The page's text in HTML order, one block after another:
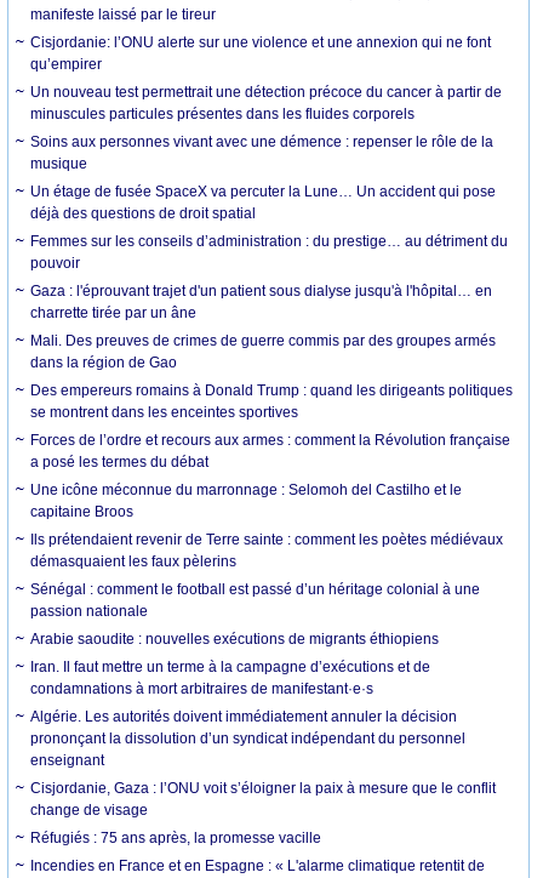
manifeste laissé par le tireur
Cisjordanie: l’ONU alerte sur une violence et une annexion qui ne font
qu’empirer
Un nouveau test permettrait une détection précoce du cancer à partir de
minuscules particules présentes dans les fluides corporels
Soins aux personnes vivant avec une démence : repenser le rôle de la
musique
Un étage de fusée SpaceX va percuter la Lune… Un accident qui pose
déjà des questions de droit spatial
Femmes sur les conseils d’administration : du prestige… au détriment du
pouvoir
Gaza : l'éprouvant trajet d'un patient sous dialyse jusqu'à l'hôpital… en
charrette tirée par un âne
Mali. Des preuves de crimes de guerre commis par des groupes armés
dans la région de Gao
Des empereurs romains à Donald Trump : quand les dirigeants politiques
se montrent dans les enceintes sportives
Forces de l’ordre et recours aux armes : comment la Révolution française
a posé les termes du débat
Une icône méconnue du marronnage : Selomoh del Castilho et le
capitaine Broos
Ils prétendaient revenir de Terre sainte : comment les poètes médiévaux
démasquaient les faux pèlerins
Sénégal : comment le football est passé d’un héritage colonial à une
passion nationale
Arabie saoudite : nouvelles exécutions de migrants éthiopiens
Iran. Il faut mettre un terme à la campagne d’exécutions et de
condamnations à mort arbitraires de manifestant·e·s
Algérie. Les autorités doivent immédiatement annuler la décision
prononçant la dissolution d’un syndicat indépendant du personnel
enseignant
Cisjordanie, Gaza : l’ONU voit s’éloigner la paix à mesure que le conflit
change de visage
Réfugiés : 75 ans après, la promesse vacille
Incendies en France et en Espagne : « L'alarme climatique retentit de